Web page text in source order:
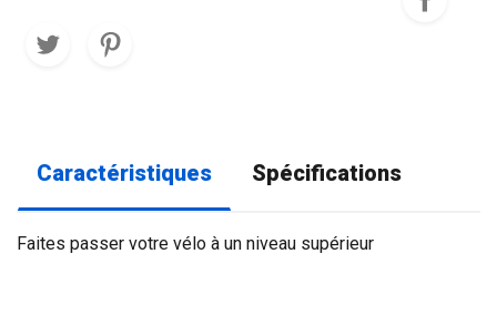
Caractéristiques Spécifications
Faites passer votre vélo à un niveau supérieur